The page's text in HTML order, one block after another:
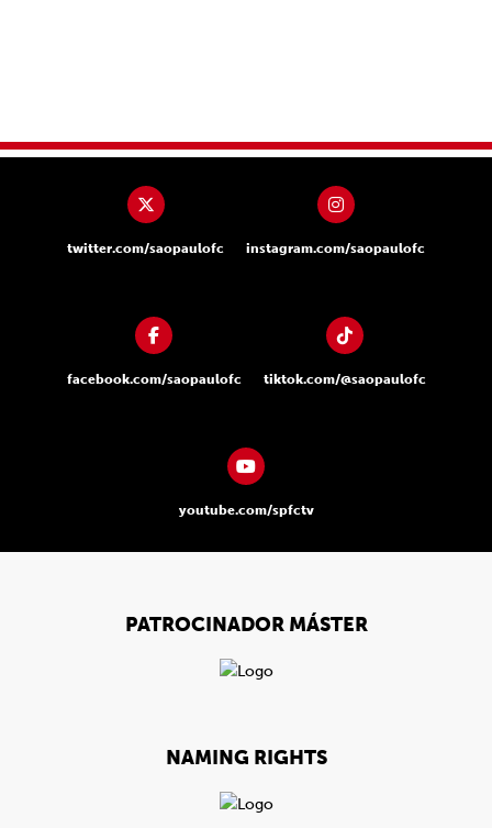
twitter.com/saopaulofc instagram.com/saopaulofc
facebook.com/saopaulofc tiktok.com/@saopaulofc
youtube.com/spfctv
PATROCINADOR MÁSTER
NAMING RIGHTS